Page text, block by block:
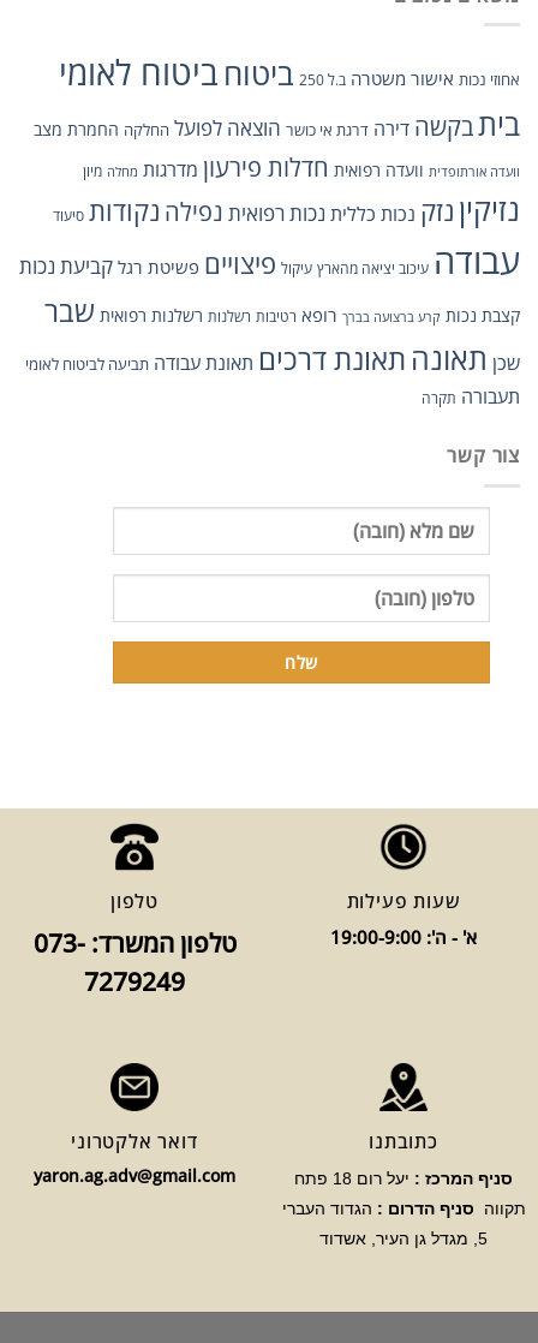
אחוזי נכות אישור משטרה ב.ל 250 ביטוחביטוח לאומי
ביתבקשה דירה דרגת אי כושר הוצאה לפועל החלקה החמרת מצב
וועדה אורתופדית וועדה רפואית חדלות פירעון מדרגות מחלה מיון
נזיקיןנזק נכות כללית נכות רפואית נפילה נקודות סיעוד
עבודה עיכוב יציאה מהארץ עיקול פיצויים פשיטת רגל קביעת נכות
קצבת נכות קרע ברצועה בברך רופא רטיבות רשלנות רשלנות רפואית שבר
שכן תאונה תאונת דרכים תאונת עבודה תביעה לביטוח לאומי
תעבורה תקרה
צור קשר
שעות פעילות
א' - ה': 19:00-9:00
טלפון
טלפון המשרד: 073-
7279249
כתובתנו
סניף המרכז :
יעל רום 18 פתח
תקווה
סניף הדרום : הגדוד העברי
5, מגדל גן העיר, אשדוד
דואר אלקטרוני
yaron.ag.adv@gmail.com